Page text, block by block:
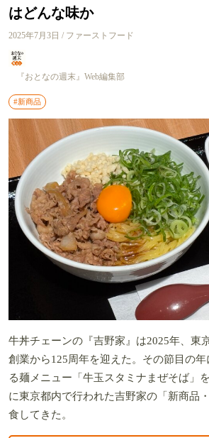
はどんな味か
2025年7月3日 / ファーストフード
『おとなの週末』Web編集部
#新商品
牛丼チェーンの『吉野家』は2025年、東
創業から125周年を迎えた。その節目の
る麺メニュー「牛玉スタミナまぜそば」
に東京都内で行われた吉野家の「新商品
食してきた。